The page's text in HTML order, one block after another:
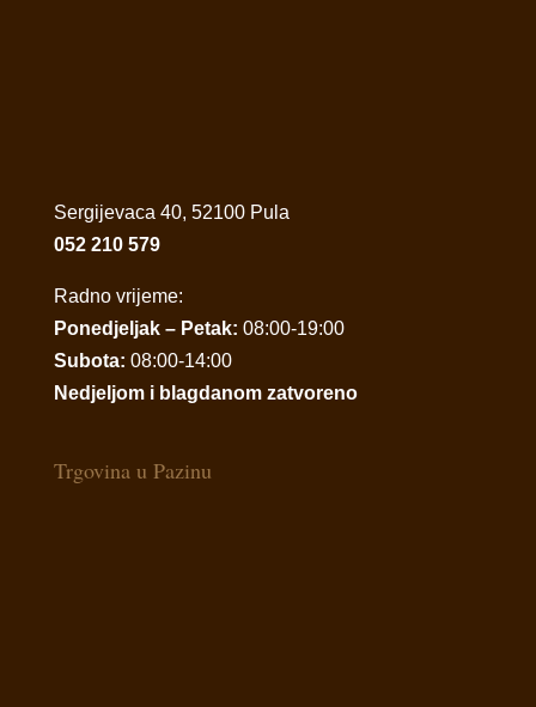
Sergijevaca 40, 52100 Pula
052 210 579
Radno vrijeme:
Ponedjeljak – Petak: 08:00-19:00
Subota: 08:00-14:00
Nedjeljom i blagdanom zatvoreno
Trgovina u Pazinu